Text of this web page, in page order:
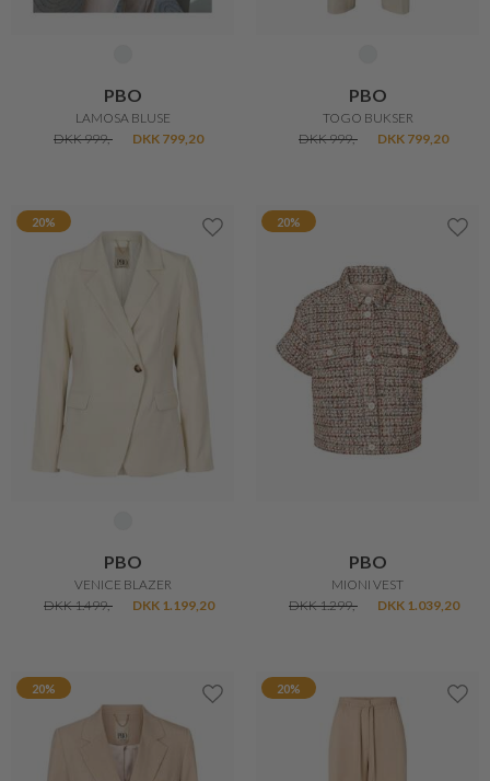
PBO
LAMOSA BLUSE
DKK 999,-
DKK 799,20
PBO
TOGO BUKSER
DKK 999,-
DKK 799,20
20%
PBO
VENICE BLAZER
DKK 1.499,-
DKK 1.199,20
20%
PBO
MIONI VEST
DKK 1.299,-
DKK 1.039,20
20% 20%